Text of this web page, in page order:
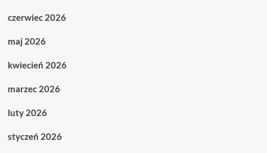
czerwiec 2026
maj 2026
kwiecień 2026
marzec 2026
luty 2026
styczeń 2026